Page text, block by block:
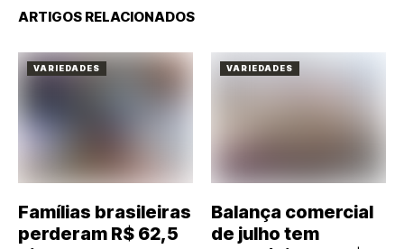
ARTIGOS RELACIONADOS
VARIEDADES
Famílias brasileiras
perderam R$ 62,5
VARIEDADES
Balança comercial
de julho tem